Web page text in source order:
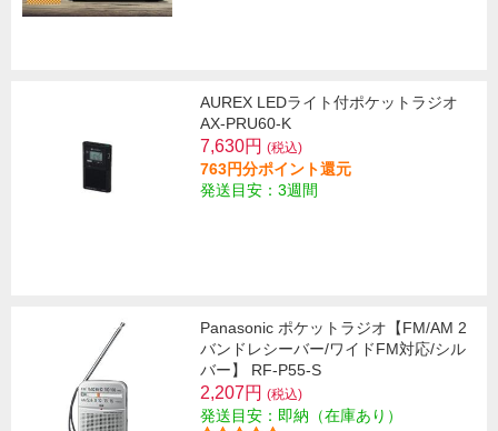
AUREX LEDライト付ポケットラジオ
AX-PRU60-K
7,630円 (税込)
763円分ポイント還元
発送目安：3週間
Panasonic ポケットラジオ【FM/AM 2
バンドレシーバー/ワイドFM対応/シル
バー】 RF-P55-S
2,207円 (税込)
発送目安：即納（在庫あり）